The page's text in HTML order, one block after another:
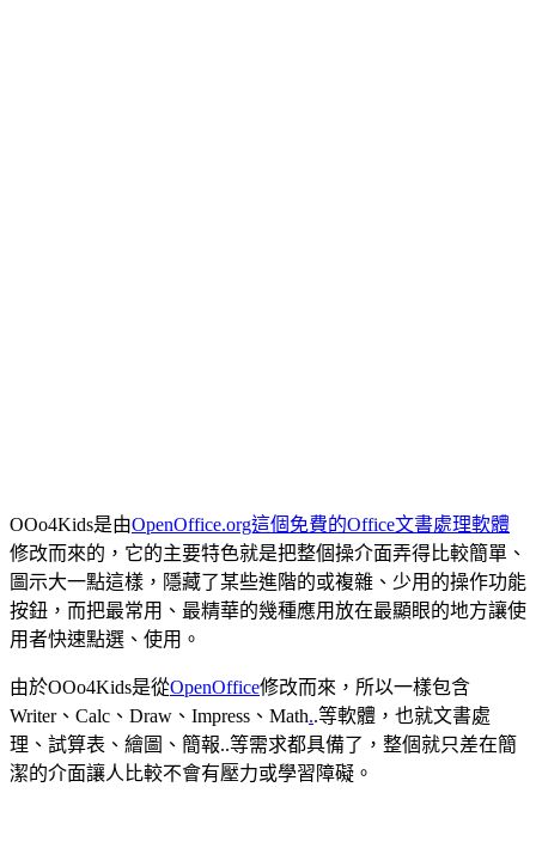
OOo4Kids是由OpenOffice.org這個免費的Office文書處理軟體
修改而來的，它的主要特色就是把整個操介面弄得比較簡單、
圖示大一點這樣，隱藏了某些進階的或複雜、少用的操作功能
按鈕，而把最常用、最精華的幾種應用放在最顯眼的地方讓使
用者快速點選、使用。
由於OOo4Kids是從OpenOffice修改而來，所以一樣包含
Writer、Calc、Draw、Impress、Math..等軟體，也就文書處
理、試算表、繪圖、簡報..等需求都具備了，整個就只差在簡
潔的介面讓人比較不會有壓力或學習障礙。